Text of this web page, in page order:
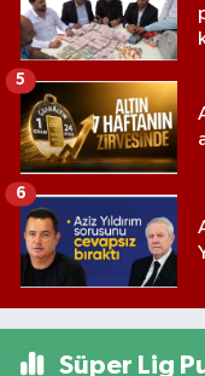
5
6
Süper Lig